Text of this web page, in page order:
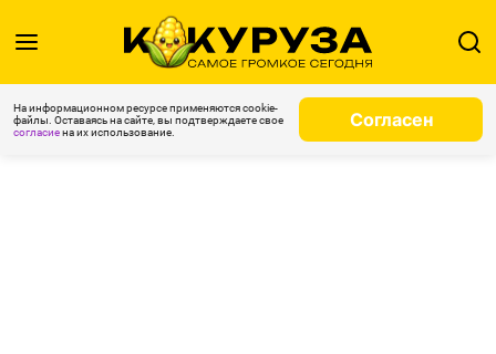
На информационном ресурсе применяются cookie-
файлы. Оставаясь на сайте, вы подтверждаете свое
согласиена их использование.
Согласен